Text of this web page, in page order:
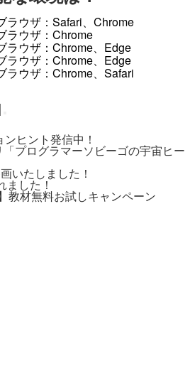
ラウザ：Safari、Chrome
ラウザ：Chrome
ラウザ：Chrome、Edge
ラウザ：Chrome、Edge
ラウザ：Chrome、Safari
ヒント発信中！
プログラマーソビーゴの宇宙ヒー
いたしました！
ました！
教材無料お試しキャンペーン